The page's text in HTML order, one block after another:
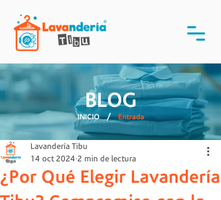
BLOG
INICIO / Entrada
¿Por Qué Elegir Lavandería
Lavandería Tibu
14 oct 2024 2 min de lectura